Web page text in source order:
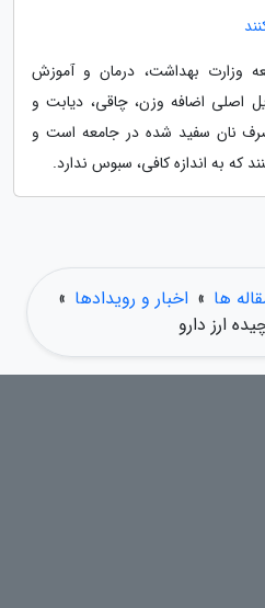
وزارت بهداشت، درمان و آموزش
اصلی اضافه وزن، چاقی، دیابت و
نان سفید شده در جامعه است و
که به اندازه کافی، سبوس ندارد.
ها » اخبار و رویدادها »
ارز دارو